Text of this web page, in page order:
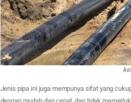
Jenis pipa ini juga mempunya sifat yang